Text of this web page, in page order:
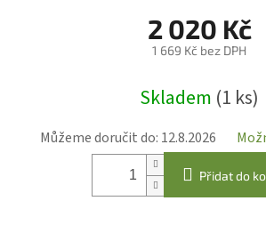
2 020 Kč
1 669 Kč bez DPH
cena:
Skladem (1 ks)
Můžeme doručit do: 12.8.2026
Přidat do